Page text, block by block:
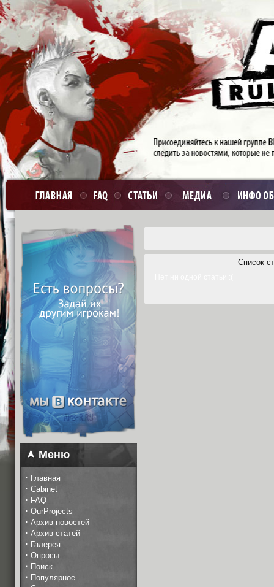
Меню
· Главная
· Cabinet
· FAQ
· OurProjects
· Архив новостей
· Архив статей
· Галерея
· Опросы
· Поиск
· Популярное
Список